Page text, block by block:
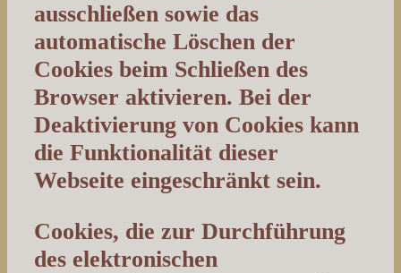
ausschließen sowie das
automatische Löschen der
Cookies beim Schließen des
Browser aktivieren. Bei der
Deaktivierung von Cookies kann
die Funktionalität dieser
Webseite eingeschränkt sein.
Cookies, die zur Durchführung
des elektronischen